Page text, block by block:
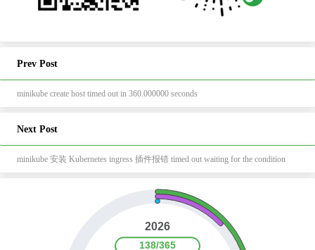
Prev Post
minikube create host timed out in 360.000000 seconds
Next Post
minikube 安装 Kubernetes ingress 插件报错 timed out waiting for the condition